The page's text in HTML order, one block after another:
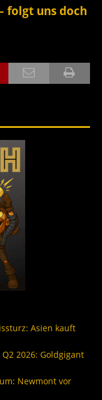
folgt uns doch
Asien kauft
2026: Goldgigant
Newmont vor